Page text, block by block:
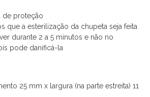
de proteção
que a esterilização da chupeta seja feita
durante 2 a 5 minutos e não no
pode danificá-la
25 mm x largura (na parte estreita) 11